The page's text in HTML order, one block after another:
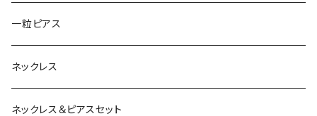
一粒ピアス
ネックレス
ネックレス＆ピアスセット